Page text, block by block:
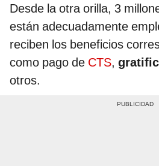
Desde la otra orilla, 3
están adecuadamente
reciben los beneficios
como pago de CTS,
otros.